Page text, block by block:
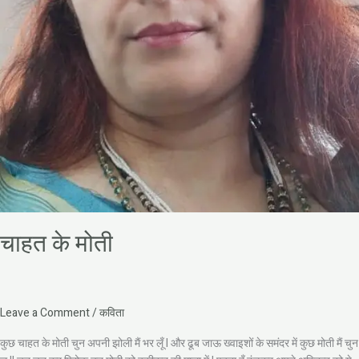
चाहत के मोती
Leave a Comment/कविता
कुछ चाहत के मोती चुन अपनी झोली मैं भर लूँ I और ढूब जाऊ ख्वाइशों के समंदर में कुछ मोती मैं चुन